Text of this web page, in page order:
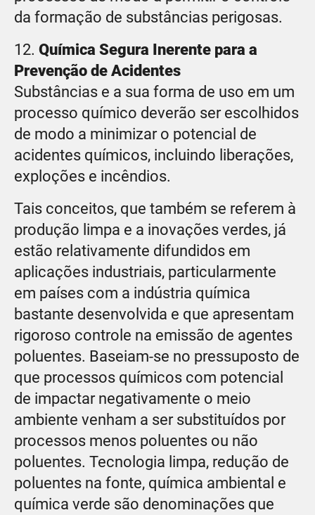
da formação de substâncias perigosas.
12. Química Segura Inerente para a
Prevenção de Acidentes
Substâncias e a sua forma de uso em um
processo químico deverão ser escolhidos
de modo a minimizar o potencial de
acidentes químicos, incluindo liberações,
exploções e incêndios.
Tais conceitos, que também se referem à
produção limpa e a inovações verdes, já
estão relativamente difundidos em
aplicações industriais, particularmente
em países com a indústria química
bastante desenvolvida e que apresentam
rigoroso controle na emissão de agentes
poluentes. Baseiam-se no pressuposto de
que processos químicos com potencial
de impactar negativamente o meio
ambiente venham a ser substituídos por
processos menos poluentes ou não
poluentes. Tecnologia limpa, redução de
poluentes na fonte, química ambiental e
química verde são denominações que